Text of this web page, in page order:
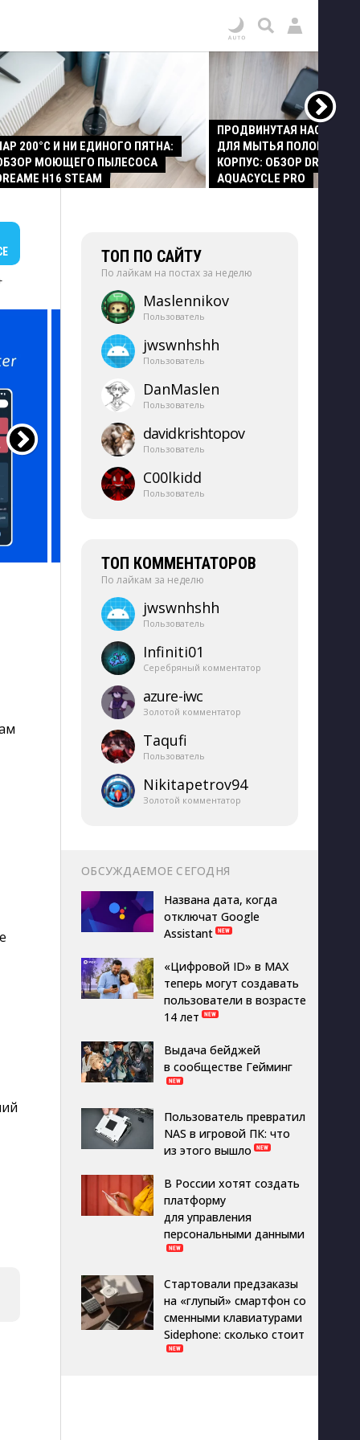
200°C И НИ ЕДИНОГО ПЯТНА:
МОЮЩЕГО ПЫЛЕСОСА
H16 STEAM
ПРОДВИНУТАЯ НАСАДКА
ДЛЯ МЫТЬЯ ПОЛОВ И
КОРПУС: ОБЗОР DREAME
AQUACYCLE PRO
ТОП ПО САЙТУ
По лайкам на постах за неделю
Maslennikov
Пользователь
jwswnhshh
Пользователь
DanMaslen
Пользователь
davidkrishtopov
Пользователь
C00lkidd
Пользователь
ТОП КОММЕНТАТОРОВ
По лайкам за неделю
jwswnhshh
Пользователь
Infiniti01
Серебряный комментатор
azure-​iwc
Золотой комментатор
Taqufi
Пользователь
Nikitapetrov94
Золотой комментатор
ОБСУЖДАЕМОЕ СЕГОДНЯ
Названа дата, когда
отключат Google
Assistant
«Цифровой ID» в MAX
теперь могут создавать
пользователи в возрасте
14 лет
Выдача бейджей
в сообществе Гейминг
Пользователь превратил
NAS в игровой ПК: что
из этого вышло
В России хотят создать
платформу
для управления
персональными данными
Стартовали предзаказы
на «глупый» смартфон со
сменными клавиатурами
Sidephone: сколько стоит